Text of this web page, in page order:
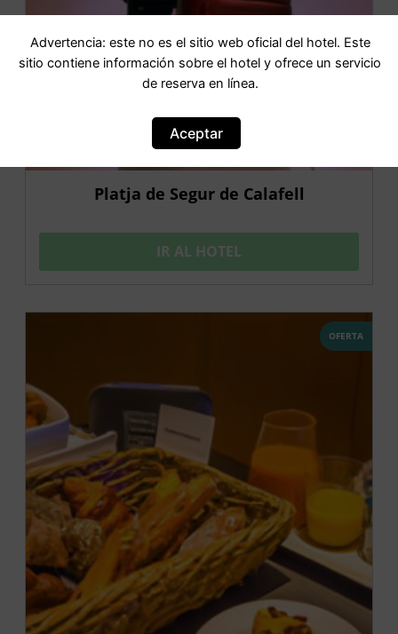
Platja de Segur de Calafell
IR AL HOTEL
OFERTA
Advertencia: este no es el sitio web oficial del hotel. Este
sitio contiene información sobre el hotel y ofrece un servicio
de reserva en línea.
Aceptar